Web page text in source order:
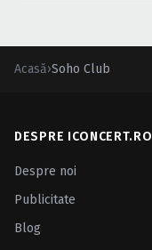
Acasă›Soho Club
DESPRE ICONCERT.RO
Despre noi
Publicitate
Blog